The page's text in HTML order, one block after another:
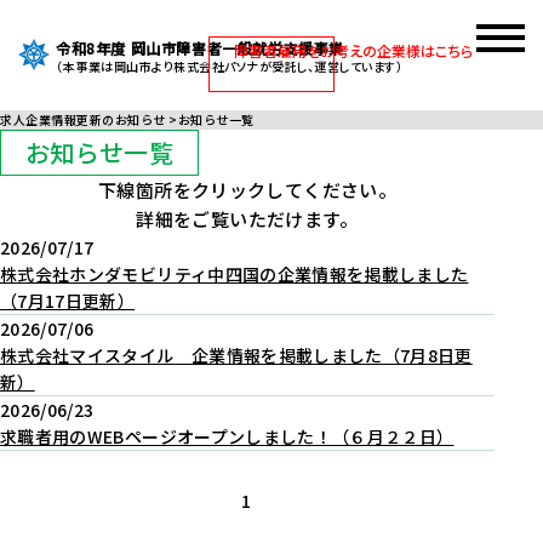
令和8年度 岡山市障害者一般就労支援事業
（本事業は岡山市より株式会社パソナが受託し、運営しています）
障害者雇用をお考えの企業様はこちら
求人企業情報更新のお知らせ お知らせ一覧
お知らせ一覧
下線箇所をクリックしてください。
詳細をご覧いただけます。
2026/07/17
株式会社ホンダモビリティ中四国の企業情報を掲載しました
（7月17日更新）
2026/07/06
株式会社マイスタイル 企業情報を掲載しました（7月8日更
新）
2026/06/23
求職者用のWEBページオープンしました！（６月２２日）
1